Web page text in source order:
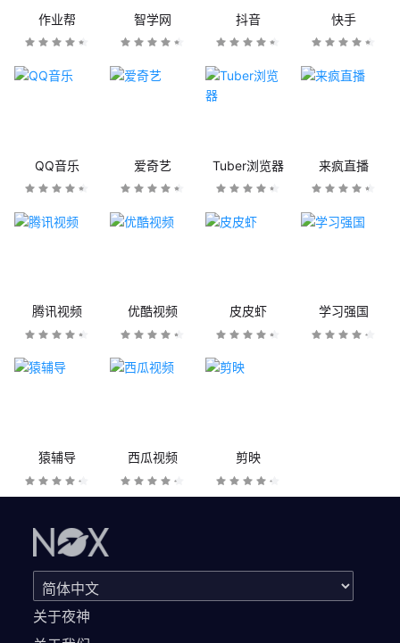
作业帮 智学网 抖音 快手
QQ音乐 爱奇艺 Tuber浏览器 来疯直播
腾讯视频 优酷视频 皮皮虾 学习强国
猿辅导 西瓜视频 剪映
关于夜神